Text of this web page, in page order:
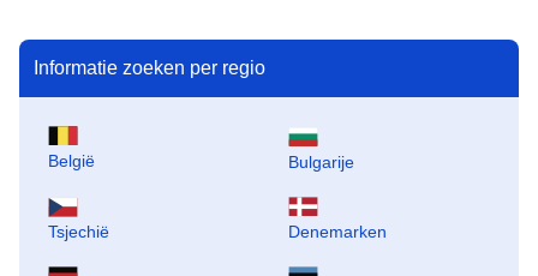
Informatie zoeken per regio
België Bulgarije
Tsjechië Denemarken